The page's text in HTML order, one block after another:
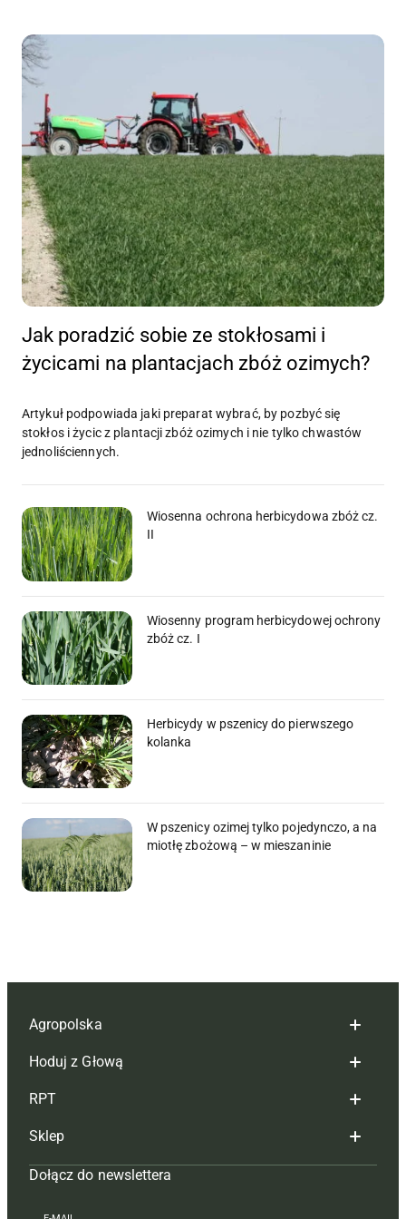
Jak poradzić sobie ze stokłosami i
życicami na plantacjach zbóż ozimych?
Artykuł podpowiada jaki preparat wybrać, by pozbyć się
stokłos i życic z plantacji zbóż ozimych i nie tylko chwastów
jednoliściennych.
Wiosenna ochrona herbicydowa zbóż cz.
II
Wiosenny program herbicydowej ochrony
zbóż cz. I
Herbicydy w pszenicy do pierwszego
kolanka
W pszenicy ozimej tylko pojedynczo, a na
miotłę zbożową – w mieszaninie
Agropolska
Redakcja
Reklama
Tagi
Mapa serwisu
Kontakt
Hoduj z Głową
Hoduj z głową bydło
Hoduj z głową świnie
Prenumerata
Redakcja
RPT
Redakcja
Prenumerata
Reklama
Sklep
Czasopisma i prenumerata
Dołącz do newslettera